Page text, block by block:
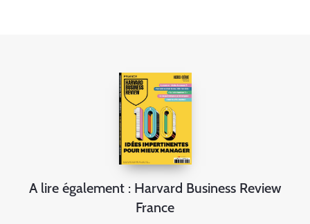
A lire également : Harvard Business Review
France